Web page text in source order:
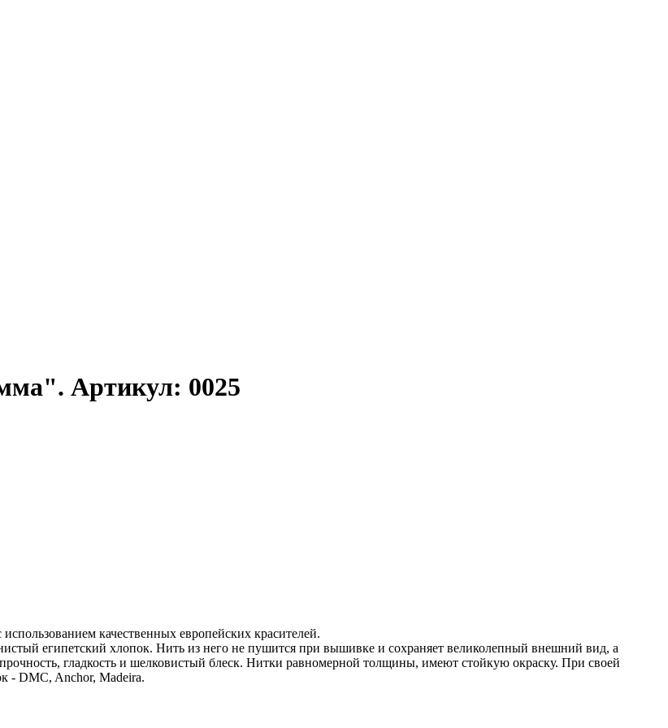
Артикул: 0025
качественных европейских красителей.
египетский хлопок. Нить из него не пушится при вышивке и сохраняет великолепный внешний вид, а
гладкость и шелковистый блеск. Нитки равномерной толщины, имеют стойкую окраску. При своей
- DMC, Anchor, Madeira.